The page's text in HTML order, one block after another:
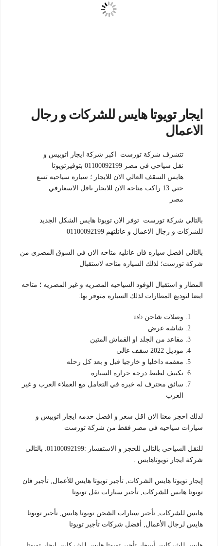
ايجار تويوتا هايس للشركات و رجال
الاعمال
تتشرف شركة تورست اكبر شركة ايجار اتوبيس و
نقل سياحي في مصر 01100092199 بتوفيرتويوتا
هايس السقف العالي الان للايجار ؛ سياره سياحيه تسع
حتي 13 راكب متاحه الان للايجار باقل الاسعارفي
مصر
بالتالي شركة تورست توفر الان تويوتا هايس الشكل الجديد
للشركات و رجال الاعمال و عائلتهم 01100092199
بالتالي افضل سياره فان عائليه متاحه الان في السوق المصري من
شركة تورست؛ لذلك السياره متاحه لاستقبال
المطار و استقبال الوفود السياحيه المصريه و غير المصريه ؛ متاحه
ايضا لتوديع المطارات لذلك السياره متوفر بها:
وصلات شاحن usb
شاشه عرض
مقاعد من الجلد او القماش المتين
موديل 2022 سقف عالي
معقمه داخليا و خارجيا قبل و بعد كل رحله
تكييف لظبط درجه حراره السياره
سائق محترف له خبره في التعامل مع العملاء العرب و غير
العرب
لذلك احجز معنا الان اقل سعر و افضل خدمه ايجار اتوبيس و
سيارات سياحيه في مصر فقط من شركة تورست
للنقل السياحي بالتالي للحجز و الاستفسار :01100092199. بالتالي
شركة ايجار تويوتاهايس .
إيجار تويوتا هايس الشركات, تأجير تويوتا هايس للأعمال, تأجير فان
تويوتا هايس للشركات, تأجير سيارات نقل تويوتا
هايس للشركات, تأجير سيارات الشحن تويوتا هايس, تأجير تويوتا
هايس لرجال الأعمال, أفضل شركات تأجير تويوتا